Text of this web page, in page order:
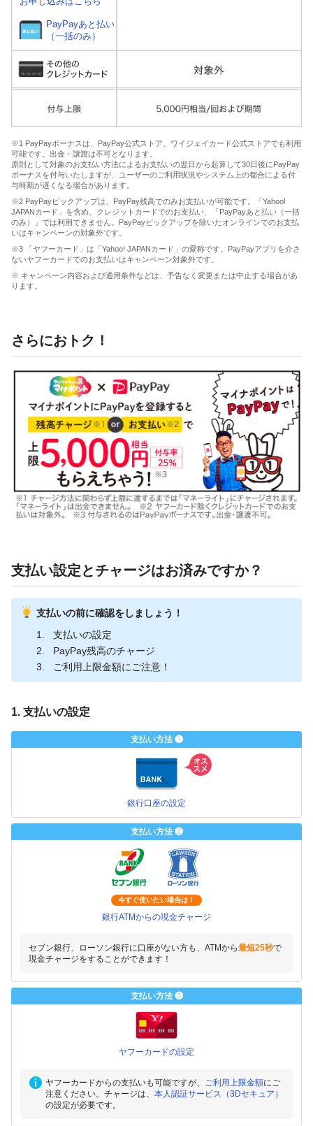
PayPayあと払い
（一括のみ）
※1 PayPayボーナスは、PayPay公式ストア、ワイジェイカード公式ストアでも利用
可能です。出金・譲渡は不可となります。
原則として対象のお支払い方法によるお支払いの翌日から起算して30日後にPayPay
ボーナスを付与いたしますが、ユーザーのご利用状況やシステム上の都合による付
与時期が遅くなる場合があります。
※2 PayPayピックアップは、PayPay残高でのみお支払いが可能です。「Yahoo!
JAPANカード」を含め、クレジットカードでのお支払い、「PayPayあと払い（一括
のみ）」では利用できません。PayPayピックアップを除いたオンラインでのお支払
いはキャンペーンの対象外です。
※3 「ヤフーカード」は「Yahoo! JAPANカード」の愛称です。PayPayアプリを介さ
ないヤフーカードでのお支払いはキャンペーン対象外です。
※ キャンペーン内容および適用条件などは、予告なく変更または中止する場合があ
ります。
さらにおトク！
支払い設定とチャージはお済みですか？
支払いの前に確認をしましょう！
支払いの設定
PayPay残高のチャージ
ご利用上限金額にご注意！
1. 支払いの設定
支払い方法 ❶
銀行口座の設定
支払い方法 ❷
今すぐ使いたい場合は！
銀行ATMからの現金チャージ
セブン銀行、ローソン銀行に口座がない方も、ATMから最短25秒で
現金チャージをすることができます！
支払い方法 ❸
ヤフーカードの設定
ヤフーカードからの支払いも可能ですが、 ご利用上限金額にご
注意ください。チャージは、 本人認証サービス（3Dセキュア）
の設定が必要です。